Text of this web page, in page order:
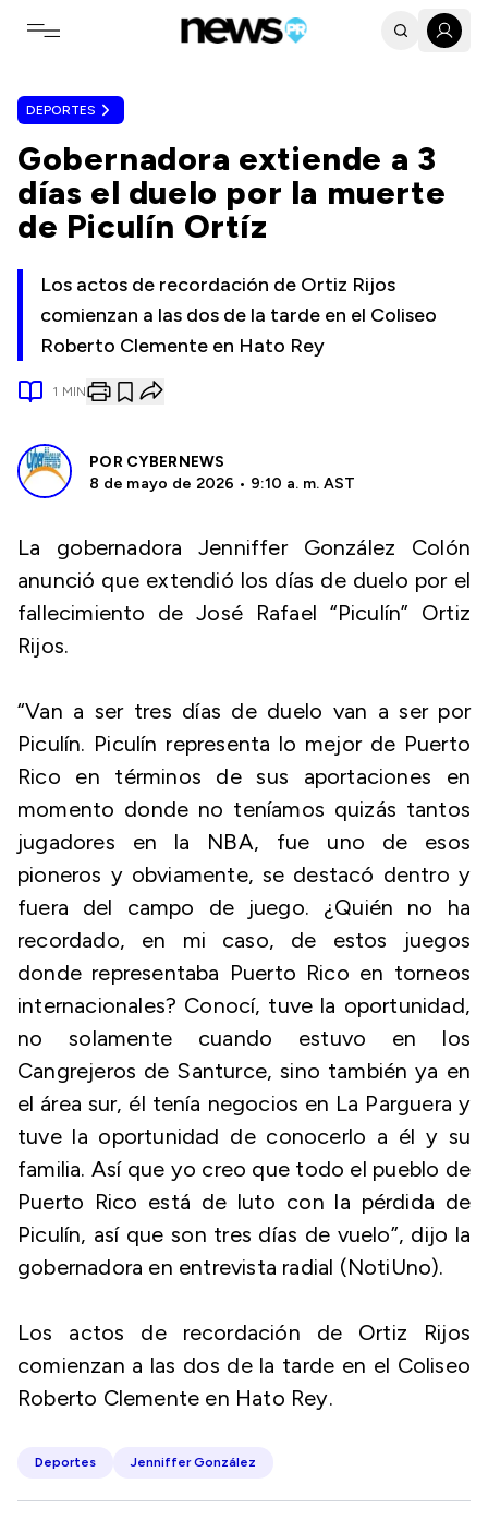
Toggle navigation menu
DEPORTES
Gobernadora extiende a 3
días el duelo por la muerte
de Piculín Ortíz
Los actos de recordación de Ortiz Rijos
comienzan a las dos de la tarde en el Coliseo
Roberto Clemente en Hato Rey
1 MIN
POR CYBERNEWS
8 de mayo de 2026 • 9:10 a. m. AST
La gobernadora Jenniffer González Colón
anunció que extendió los días de duelo por el
fallecimiento de José Rafael “Piculín” Ortiz
Rijos.
“Van a ser tres días de duelo van a ser por
Piculín. Piculín representa lo mejor de Puerto
Rico en términos de sus aportaciones en
momento donde no teníamos quizás tantos
jugadores en la NBA, fue uno de esos
pioneros y obviamente, se destacó dentro y
fuera del campo de juego. ¿Quién no ha
recordado, en mi caso, de estos juegos
donde representaba Puerto Rico en torneos
internacionales? Conocí, tuve la oportunidad,
no solamente cuando estuvo en los
Cangrejeros de Santurce, sino también ya en
el área sur, él tenía negocios en La Parguera y
tuve la oportunidad de conocerlo a él y su
familia. Así que yo creo que todo el pueblo de
Puerto Rico está de luto con la pérdida de
Piculín, así que son tres días de vuelo”, dijo la
gobernadora en entrevista radial (NotiUno).
Los actos de recordación de Ortiz Rijos
comienzan a las dos de la tarde en el Coliseo
Roberto Clemente en Hato Rey.
Deportes Jenniffer González